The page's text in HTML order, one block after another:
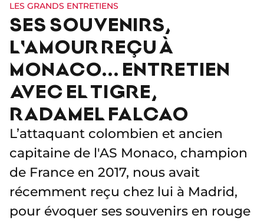
LES GRANDS ENTRETIENS
SES SOUVENIRS,
L'AMOUR REÇU À
MONACO... ENTRETIEN
AVEC EL TIGRE,
RADAMEL FALCAO
L’attaquant colombien et ancien
capitaine de l'AS Monaco, champion
de France en 2017, nous avait
récemment reçu chez lui à Madrid,
pour évoquer ses souvenirs en rouge